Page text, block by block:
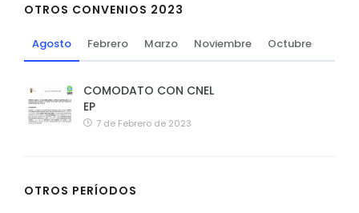
OTROS CONVENIOS 2023
Agosto Febrero Marzo Noviembre Octubre
COMODATO CON CNEL
EP
7 de Febrero de 2023
OTROS PERÍODOS